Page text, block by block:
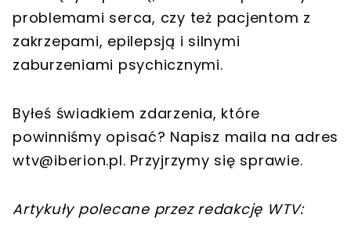
problemami serca, czy też pacjentom z
zakrzepami, epilepsją i silnymi
zaburzeniami psychicznymi.
Byłeś świadkiem zdarzenia, które
powinniśmy opisać? Napisz maila na adres
wtv@iberion.pl. Przyjrzymy się sprawie.
Artykuły polecane przez redakcję WTV: